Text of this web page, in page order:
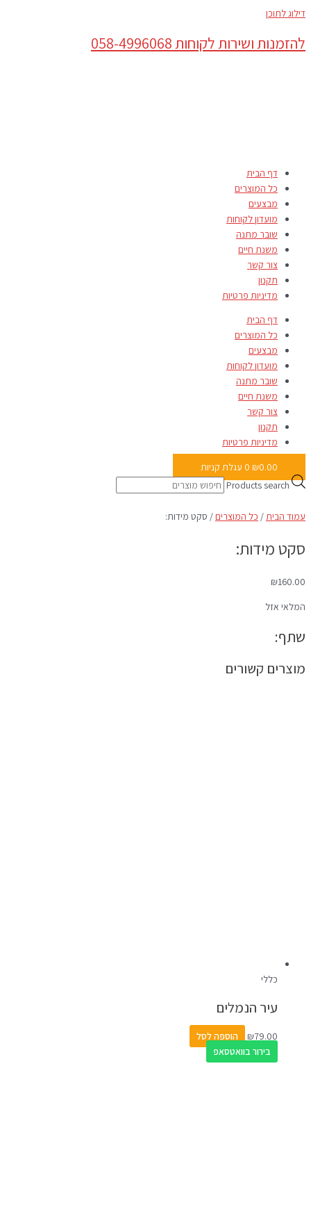
דילוג לתוכן
להזמנות ושירות לקוחות 058-4996068
דף הבית
כל המוצרים
מבצעים
מועדון לקוחות
שובר מתנה
משנת חיים
צור קשר
תקנון
מדיניות פרטיות
דף הבית
כל המוצרים
מבצעים
מועדון לקוחות
שובר מתנה
משנת חיים
צור קשר
תקנון
מדיניות פרטיות
₪0.00
0 עגלת קניות
Products search
עמוד הבית/ כל המוצרים / סקט מידות:
סקט מידות:
₪160.00
המלאי אזל
שתף:
מוצרים קשורים
כללי
עיר הנמלים
₪79.00
הוספה לסל
בירור בוואטסאפ